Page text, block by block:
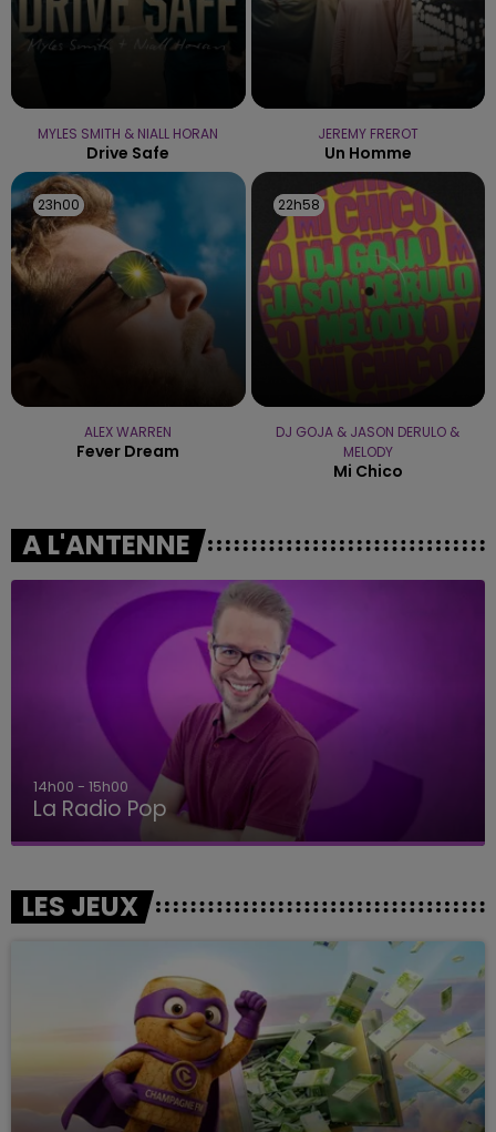
MYLES SMITH & NIALL HORAN
Drive Safe
JEREMY FREROT
Un Homme
23h00
23h00
ALEX WARREN
Fever Dream
22h58
22h58
DJ GOJA & JASON DERULO &
MELODY
Mi Chico
A L'ANTENNE
14h00 - 15h00
La Radio Pop
LES JEUX